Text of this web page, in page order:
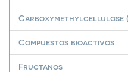
Carboxymethylcellulose
Compuestos bioactivos
Fructanos